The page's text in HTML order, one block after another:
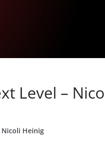
Level –
Nicoli Heinig